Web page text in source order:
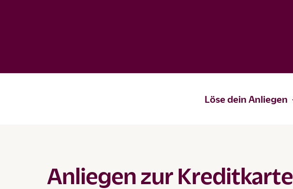
Löse dein Anliegen
Anliegen zur Kreditkarte